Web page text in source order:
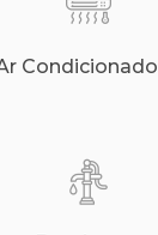
Condicionado